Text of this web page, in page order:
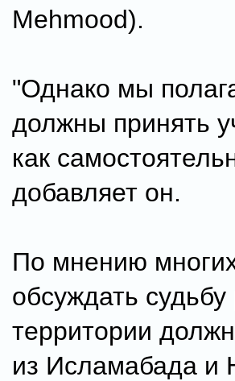
Mehmood).
"Однако мы
должны принять
как
добавляет он.
По мнению
обсуждать
территории
из Исламабада и